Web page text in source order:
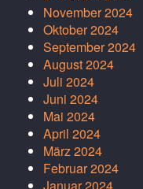
November 2024
Oktober 2024
September 2024
August 2024
Juli 2024
Juni 2024
Mai 2024
April 2024
März 2024
Februar 2024